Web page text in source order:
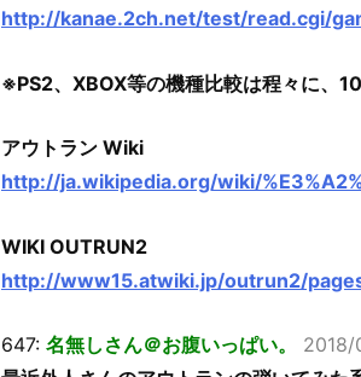
http://kanae.2ch.net/test/read.cgi/
※PS2、XBOX等の機種比較は程々に、
アウトラン Wiki
http://ja.wikipedia.org/wiki/
WIKI OUTRUN2
http://www15.atwiki.jp/outrun2/
647: 名無しさん＠お腹いっぱい。
2018/